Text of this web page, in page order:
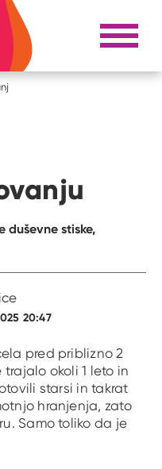
sem jaz Razpri
duševne stiske,
20:47
pred priblizno 2
okoli 1 leto in
starsi in takrat
hranjenja, zato
Samo toliko da je